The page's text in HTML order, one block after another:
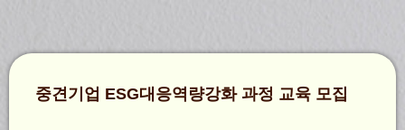
중견기업 ESG대응역량강화 과정 교육 모집